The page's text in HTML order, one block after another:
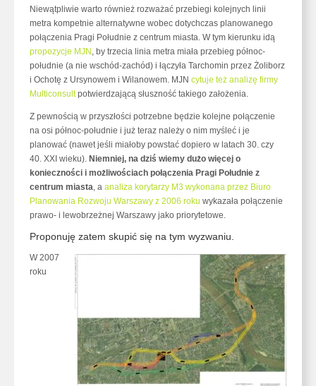
Niewątpliwie warto również rozważać przebiegi kolejnych linii
metra kompetnie alternatywne wobec dotychczas planowanego
połączenia Pragi Południe z centrum miasta. W tym kierunku idą
propozycje MJN, by trzecia linia metra miała przebieg północ-
południe (a nie wschód-zachód) i łączyła Tarchomin przez Żoliborz
i Ochotę z Ursynowem i Wilanowem. MJN cytuje też analizę firmy
Multiconsultpotwierdzającą słuszność takiego założenia.
Z pewnością w przyszłości potrzebne będzie kolejne połączenie
na osi północ-południe i już teraz należy o nim myśleć i je
planować (nawet jeśli miałoby powstać dopiero w latach 30. czy
40. XXI wieku). Niemniej, na dziś wiemy dużo więcej o
konieczności i możliwościach połączenia Pragi Południe z
centrum miasta, a analiza korytarzy M3 wykonana przez Biuro
Planowania Rozwoju Warszawy z 2006 roku wykazała połączenie
prawo- i lewobrzeżnej Warszawy jako priorytetowe.
Proponuję zatem skupić się na tym wyzwaniu.
W 2007
roku